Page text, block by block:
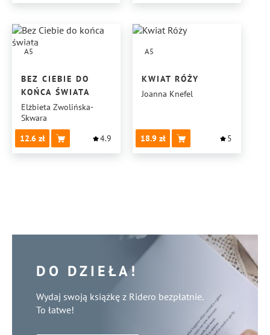
A5
BEZ CIEBIE DO
KOŃCA ŚWIATA
Elżbieta Zwolińska-
Skwara
12.6
4.9
A5
KWIAT RÓŻY
Joanna Knefel
18.9 5
DO DZIEŁA!
Wydaj swoją książkę z Ridero bezpłatnie.
To łatwe!